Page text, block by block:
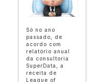
Só no ano
passado, de
acordo com
relatório anual
da consultoria
SuperData, a
receita de
League of